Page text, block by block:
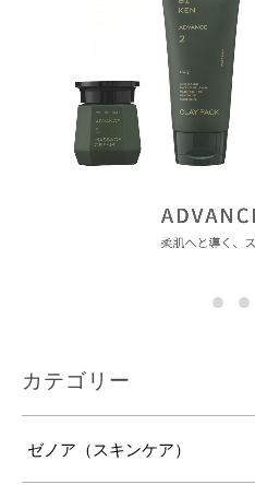
カテゴリー
ゼノア（スキンケア）